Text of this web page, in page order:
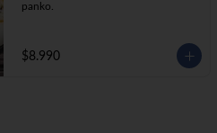
panko.
$8.990